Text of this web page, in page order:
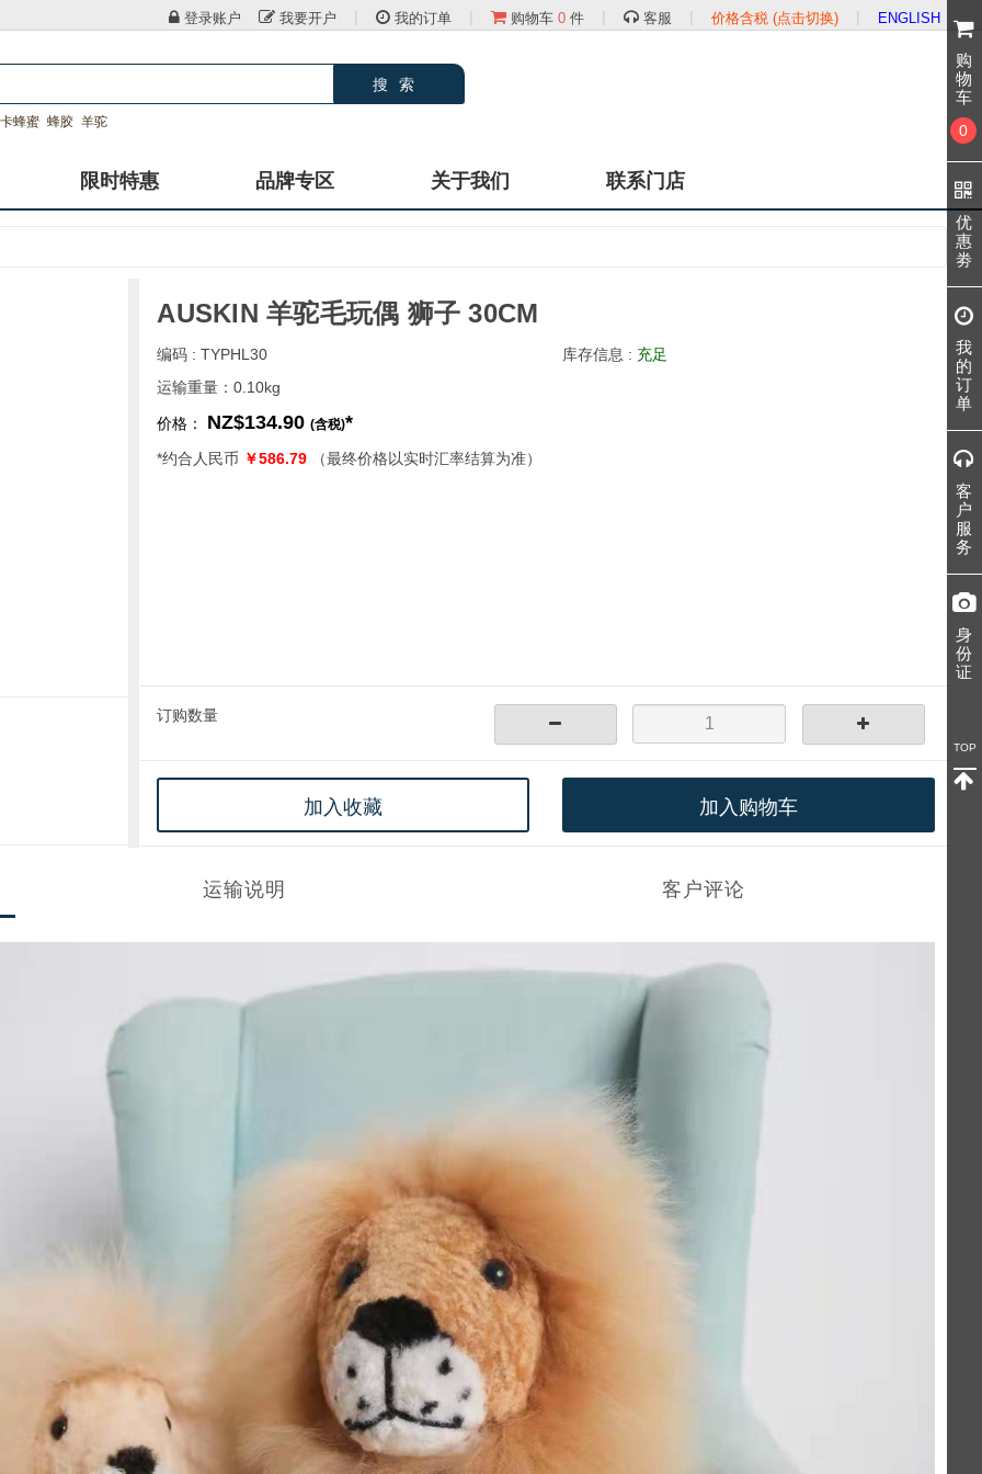
购
物
车
0
优
惠
劵
我
的
订
单
客
户
服
务
身
份
证
TOP
登录账户 我要开户 | 我的订单 | 购物车 0件 | 客服 | 价格含税 (点击切换) | ENGLISH
搜索
蜂蜜 蜂胶 羊驼
限时特惠 品牌专区 关于我们 联系门店
AUSKIN 羊驼毛玩偶 狮子 30CM
编码 : TYPHL30 库存信息 : 充足
运输重量：0.10kg
价格： NZ$134.90(含税)*
*约合人民币 ￥586.79 （最终价格以实时汇率结算为准）
订购数量
加入收藏 加入购物车
运输说明 客户评论